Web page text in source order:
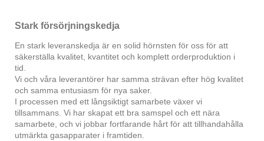
Stark försörjningskedja
En stark leveranskedja är en solid hörnsten för oss för att
säkerställa kvalitet, kvantitet och komplett orderproduktion i
tid.
Vi och våra leverantörer har samma strävan efter hög kvalitet
och samma entusiasm för nya saker.
I processen med ett långsiktigt samarbete växer vi
tillsammans. Vi har skapat ett bra samspel och ett nära
samarbete, och vi jobbar fortfarande hårt för att tillhandahålla
utmärkta gasapparater i framtiden.